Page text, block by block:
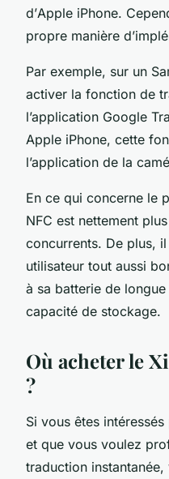
d’Apple iPhone.
propre manière
Par exemple, sur un
activer la fonction de
l’application Google
Apple iPhone, cette
l’application de la
En ce qui concerne le
NFC est nettement
concurrents. De plus,
utilisateur tout aussi
à sa batterie de
capacité de stockage.
Où acheter le
?
Si vous êtes intéressés
et que vous voulez
traduction